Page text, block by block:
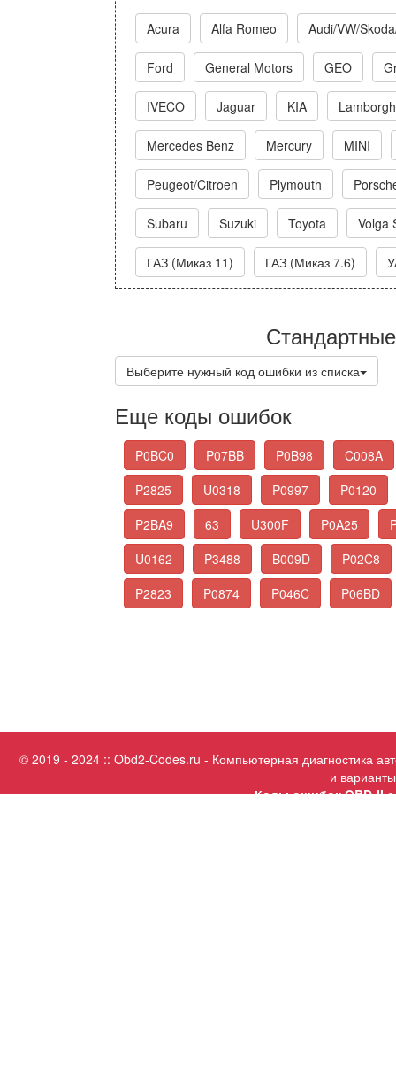
Acura Alfa Romeo Audi/VW/
Ford General Motors GEO
IVECO Jaguar KIA
Mercedes Benz Mercury MINI
Peugeot/Citroen Plymouth
Subaru Suzuki Toyota Volga
ГАЗ (Миказ 11) ГАЗ (Миказ 7.6)
Выберите нужный код ошибки из списка
Еще коды ошибок
P0BC0 P07BB P0B98
C008A
P2825
U0318 P0997
P0120
P2BA9
63 U300F P0A25
U0162
P3488 B009D
P02C8
P2823
P0874 P046C P06BD
© 2019 - 2024 :: Obd2-Codes.ru - Компьютерная диагностика
и
Коды ошибок OBD-II